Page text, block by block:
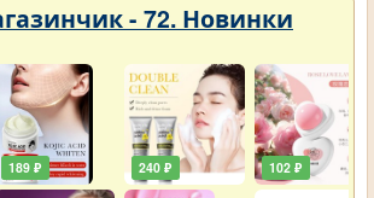
- 72. Новинки
189 ₽ 240 ₽ 102 ₽